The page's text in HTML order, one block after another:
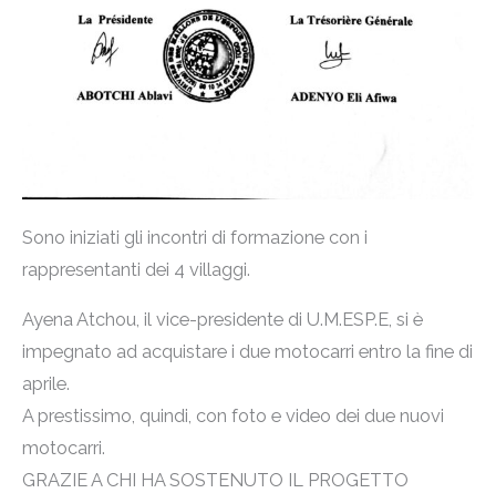
Sono iniziati gli incontri di formazione con i
rappresentanti dei 4 villaggi.
Ayena Atchou, il vice-presidente di U.M.ESP.E, si è
impegnato ad acquistare i due motocarri entro la fine di
aprile.
A prestissimo, quindi, con foto e video dei due nuovi
motocarri.
GRAZIE A CHI HA SOSTENUTO IL PROGETTO